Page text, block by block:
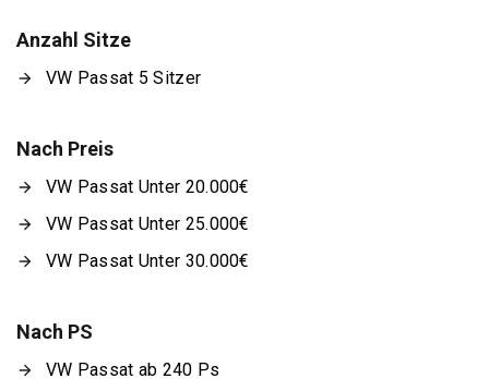
Anzahl Sitze
VW Passat 5 Sitzer
Nach Preis
VW Passat Unter 20.000€
VW Passat Unter 25.000€
VW Passat Unter 30.000€
Nach PS
VW Passat ab 240 Ps